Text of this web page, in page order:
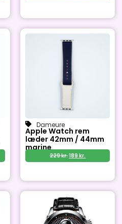
Dameure
Apple Watch rem
læder 42mm / 44mm
marine
229kr.189kr.